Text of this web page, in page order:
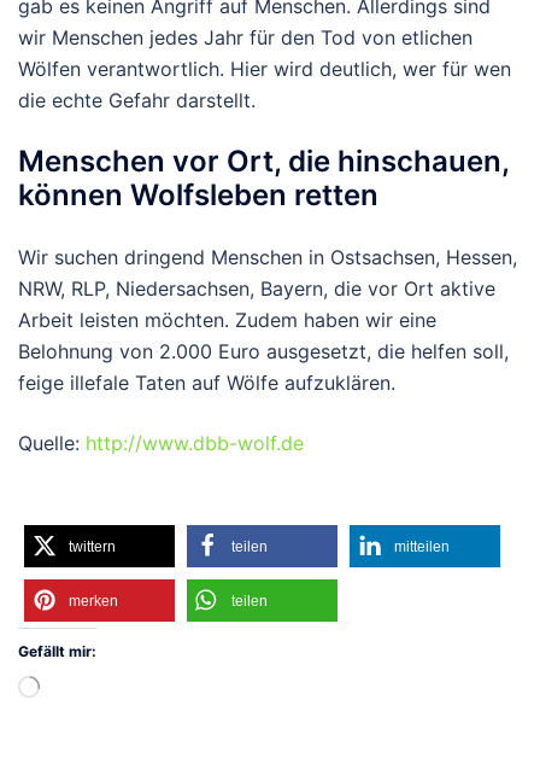
gab es keinen Angriff auf Menschen. Allerdings sind
wir Menschen jedes Jahr für den Tod von etlichen
Wölfen verantwortlich. Hier wird deutlich, wer für wen
die echte Gefahr darstellt.
Menschen vor Ort, die hinschauen,
können Wolfsleben retten
Wir suchen dringend Menschen in Ostsachsen, Hessen,
NRW, RLP, Niedersachsen, Bayern, die vor Ort aktive
Arbeit leisten möchten. Zudem haben wir eine
Belohnung von 2.000 Euro ausgesetzt, die helfen soll,
feige illefale Taten auf Wölfe aufzuklären.
Quelle: http://www.dbb-wolf.de
twittern teilen mitteilen
merken teilen
Gefällt mir:
Wird